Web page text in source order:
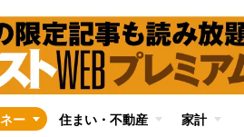
ー 住まい・不動産 家計